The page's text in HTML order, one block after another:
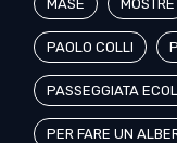
MASE MOSTRE
PAOLO COLLI
PASSEGGIATA
PER FARE UN